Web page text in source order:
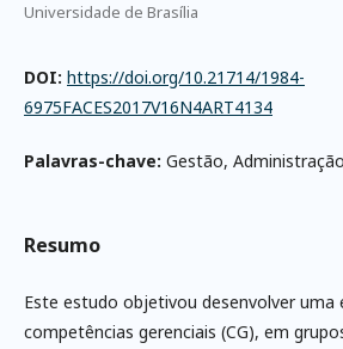
Universidade de Brasília
DOI: https://doi.org/10.21714/1984-
6975FACES2017V16N4ART4134
Palavras-chave: Gestão,
Resumo
Este estudo objetivou desenvolver uma
competências gerenciais (CG), em